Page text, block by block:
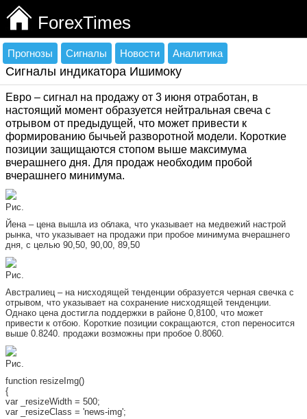
ForexTimes
Прогнозы Сигналы Новости Аналитика
Сигналы индикатора Ишимоку
Евро – сигнал на продажу от 3 июня отработан, в
настоящий момент образуется нейтральная свеча с
отрывом от предыдущей, что может привести к
формированию бычьей разворотной модели. Короткие
позиции защищаются стопом выше максимума
вчерашнего дня. Для продаж необходим пробой
вчерашнего минимума.
Рис.
Йена – цена вышла из облака, что указывает на медвежий настрой
рынка, что указывает на продажи при пробое минимума вчерашнего
дня, с целью 90,50, 90,00, 89,50
Рис.
Австралиец – на нисходящей тенденции образуется черная свечка с
отрывом, что указывает на сохранение нисходящей тенденции.
Однако цена достигла поддержки в районе 0,8100, что может
привести к отбою. Короткие позиции сокращаются, стоп переносится
выше 0.8240. продажи возможны при пробое 0.8060.
Рис.
function resizeImg()
{
var _resizeWidth = 500;
var _resizeClass = 'news-img';